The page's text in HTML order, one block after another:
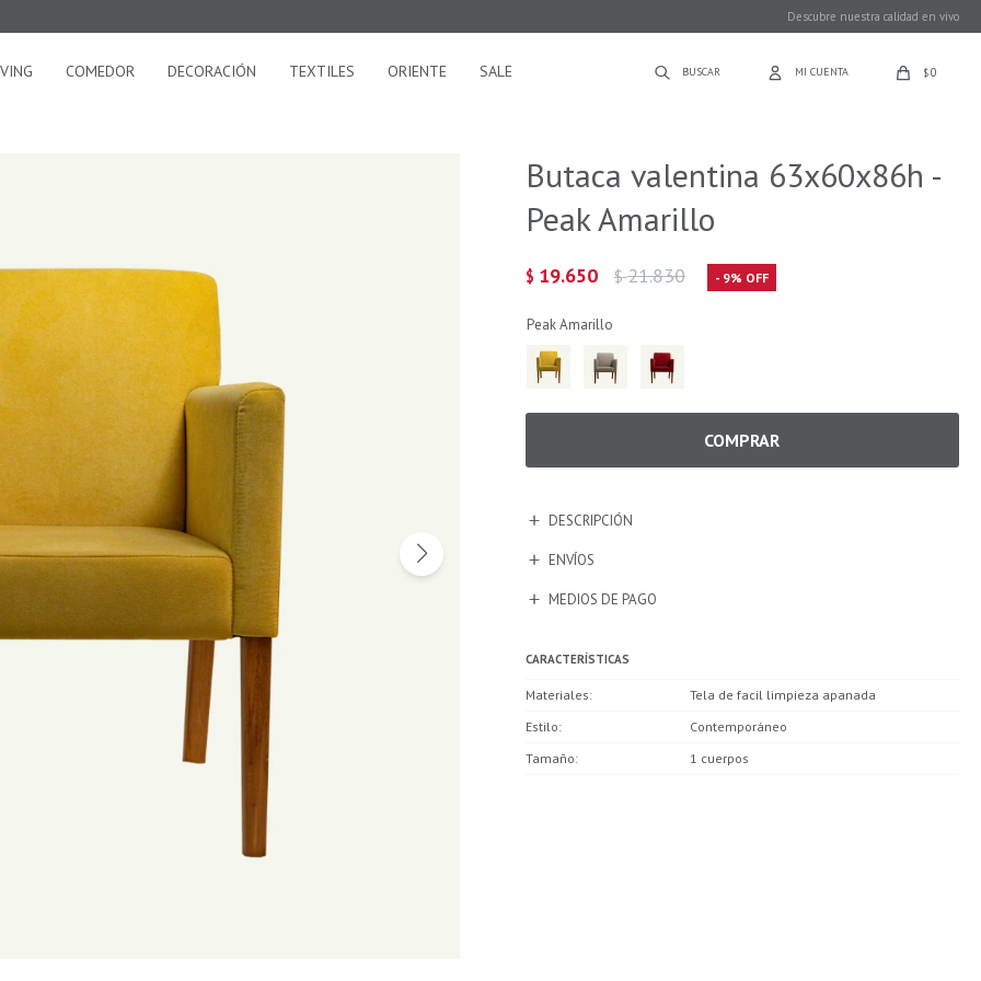
COMEDOR DECORACIÓN TEXTILES ORIENTE SALE $0
Descubre nuestra calidad en vivo
Butaca valentina 63x60x86h -
Peak Amarillo
$ 19.650 $ 21.830 9
Peak Amarillo
COMPRAR
DESCRIPCIÓN
ENVÍOS
MEDIOS DE PAGO
CARACTERÍSTICAS
Materiales
Tela de facil limpieza apanada
Estilo
Contemporáneo
Tamaño
1 cuerpos